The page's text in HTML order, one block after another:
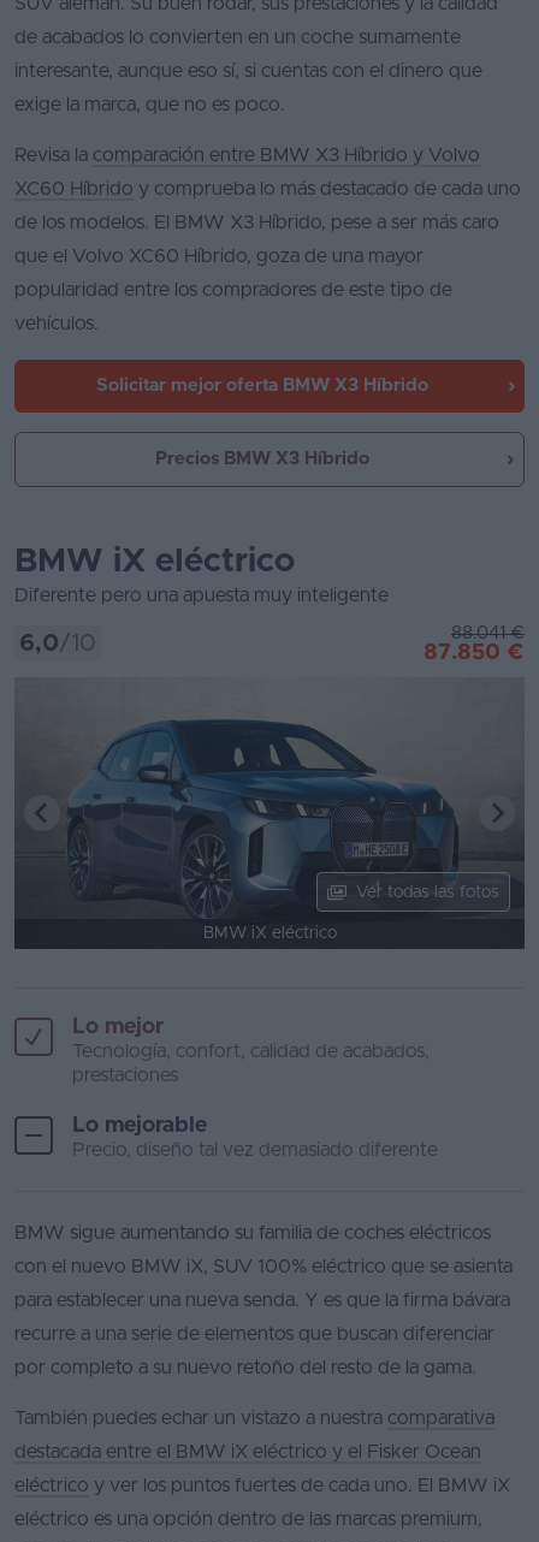
de acabados lo convierten en un coche sumamente
interesante, aunque eso sí, si cuentas con el dinero que
exige la marca, que no es poco.
Revisa la comparación entre BMW X3 Híbrido y Volvo
XC60 Híbrido y comprueba lo más destacado de cada uno
de los modelos. El BMW X3 Híbrido, pese a ser más caro
que el Volvo XC60 Híbrido, goza de una mayor
popularidad entre los compradores de este tipo de
vehículos.
Solicitar mejor oferta BMW X3 Híbrido
Precios BMW X3 Híbrido
BMW iX eléctrico
Diferente pero una apuesta muy inteligente
6,0/10 88.041 €
87.850 €
Ver todas las fotos
BMW iX eléctrico
Lo mejor
Tecnología, confort, calidad de acabados,
prestaciones
Lo mejorable
Precio, diseño tal vez demasiado diferente
BMW sigue aumentando su familia de coches eléctricos
con el nuevo BMW iX, SUV 100% eléctrico que se asienta
para establecer una nueva senda. Y es que la firma bávara
recurre a una serie de elementos que buscan diferenciar
por completo a su nuevo retoño del resto de la gama.
También puedes echar un vistazo a nuestra comparativa
destacada entre el BMW iX eléctrico y el Fisker Ocean
eléctrico y ver los puntos fuertes de cada uno. El BMW iX
eléctrico es una opción dentro de las marcas premium,